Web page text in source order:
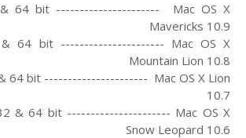
64 bit ---------------------- Mac OS X
Mavericks 10.9
64 bit ---------------------- Mac OS X
Mountain Lion 10.8
64 bit ---------------------- Mac OS X Lion
10.7
& 64 bit ---------------------- Mac OS X
Snow Leopard 10.6